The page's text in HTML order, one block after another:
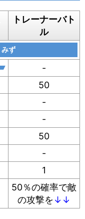
トレーナーバト
ル
みず
-
50
-
-
50
-
1
50％の確率で敵
の攻撃を ↓↓